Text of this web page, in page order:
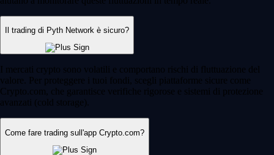
Il trading di Pyth Network è sicuro?
I mercati crypto sono volatili e comportano rischi di fluttuazione del
valore. Per proteggere i tuoi fondi, scegli piattaforme sicure come
Crypto.com, che garantisce verifiche rigorose e sistemi di protezione
avanzati (cold storage).
Come fare trading sull'app Crypto.com?